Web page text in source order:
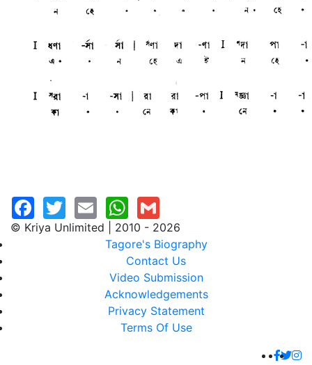
© Kriya Unlimited | 2010 - 2026
Tagore's Biography
Contact Us
Video Submission
Acknowledgements
Privacy Statement
Terms Of Use